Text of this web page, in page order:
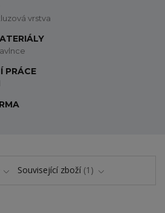
vrstva
PRÁCE
Související zboží 1